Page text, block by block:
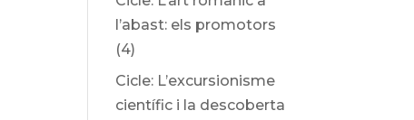
l’abast: els promotors
(4)
Cicle: L’excursionisme
científic i la descoberta